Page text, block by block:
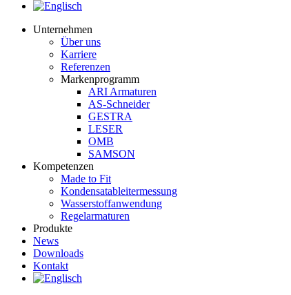
Unternehmen
Über uns
Karriere
Referenzen
Markenprogramm
ARI Armaturen
AS-Schneider
GESTRA
LESER
OMB
SAMSON
Kompetenzen
Made to Fit
Kondensat­ableiter­messung
Wasserstoff­anwendung
Regel­arma­turen
Produkte
News
Downloads
Kontakt